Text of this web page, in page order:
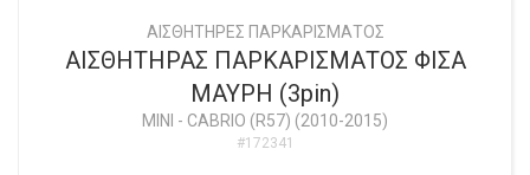
ΑΙΣΘΗΤΗΡΕΣ ΠΑΡΚΑΡΙΣΜΑΤΟΣ
ΑΙΣΘΗΤΗΡΑΣ ΠΑΡΚΑΡΙΣΜΑΤΟΣ ΦΙΣΑ
ΜΑΥΡΗ (3pin)
MINI - CABRIO (R57) (2010-2015)
#172341